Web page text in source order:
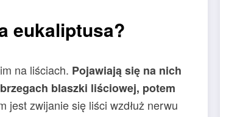
eukaliptusa?
na liściach. Pojawiają się na nich
blaszki liściowej, potem
jest zwijanie się liści wzdłuż nerwu